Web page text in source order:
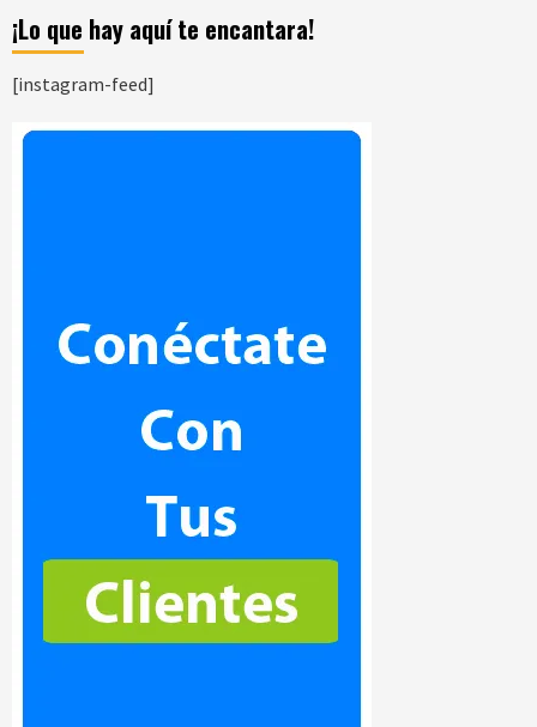
¡Lo que hay aquí te encantara!
[instagram-feed]